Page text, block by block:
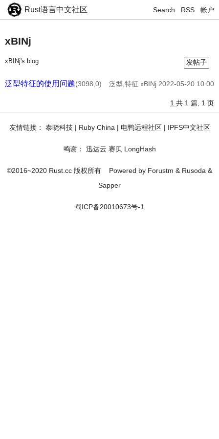
Rust语言中文社区 Search RSS 帐户
xBINj
发帖子
xBINj's blog
泛型特征的使用问题(3098,0) 泛型,特征 xBINj 2022-05-20 10:00
1 共 1 篇, 1 页
友情链接： 泰晓科技| Ruby China | 电鸭远程社区| IPFS中文社区
鸣谢： 迅达云 赛贝 LongHash
©2016~2020 Rust.cc 版权所有 Powered by Forustm & Rusoda &
Sapper
蜀ICP备20010673号-1